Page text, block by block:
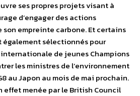
ses propres projets visant à
d’engager des actions
empreinte carbone. Et certains
également sélectionnés pour
de jeunes Champions
les ministres de l’environnement
au Japon au mois de mai prochain.
menée par le British Council